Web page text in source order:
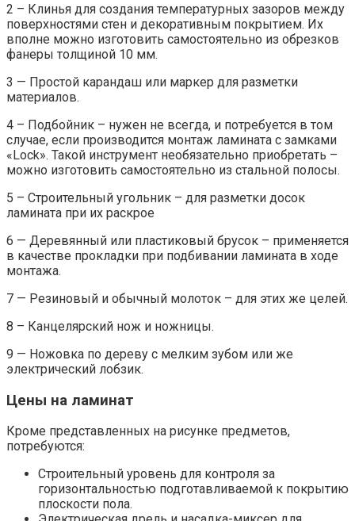
2 – Клинья для создания температурных зазоров между
поверхностями стен и декоративным покрытием. Их
вполне можно изготовить самостоятельно из обрезков
фанеры толщиной 10 мм.
3 — Простой карандаш или маркер для разметки
материалов.
4 – Подбойник – нужен не всегда, и потребуется в том
случае, если производится монтаж ламината с замками
«Lock». Такой инструмент необязательно приобретать –
можно изготовить самостоятельно из стальной полосы.
5 – Строительный угольник – для разметки досок
ламината при их раскрое
6 — Деревянный или пластиковый брусок – применяется
в качестве прокладки при подбивании ламината в ходе
монтажа.
7 — Резиновый и обычный молоток – для этих же целей.
8 – Канцелярский нож и ножницы.
9 — Ножовка по дереву с мелким зубом или же
электрический лобзик.
Цены на ламинат
Кроме представленных на рисунке предметов,
потребуются:
Строительный уровень для контроля за
горизонтальностью подготавливаемой к покрытию
плоскости пола.